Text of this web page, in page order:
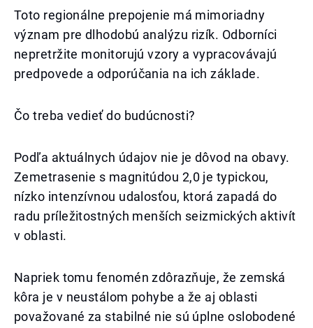
Toto regionálne prepojenie má mimoriadny
význam pre dlhodobú analýzu rizík. Odborníci
nepretržite monitorujú vzory a vypracovávajú
predpovede a odporúčania na ich základe.
Čo treba vedieť do budúcnosti?
Podľa aktuálnych údajov nie je dôvod na obavy.
Zemetrasenie s magnitúdou 2,0 je typickou,
nízko intenzívnou udalosťou, ktorá zapadá do
radu príležitostných menších seizmických aktivít
v oblasti.
Napriek tomu fenomén zdôrazňuje, že zemská
kôra je v neustálom pohybe a že aj oblasti
považované za stabilné nie sú úplne oslobodené